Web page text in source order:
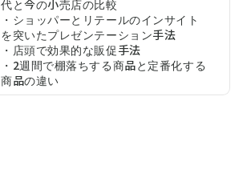
代と今の小売店の比較
・ショッパーとリテールのインサイト
を突いたプレゼンテーション手法
・店頭で効果的な販促手法
・2週間で棚落ちする商品と定番化する
商品の違い